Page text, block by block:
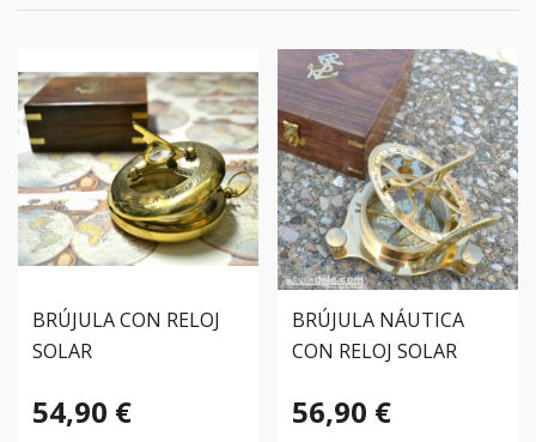
BRÚJULA CON RELOJ
SOLAR
54,90 €
BRÚJULA NÁUTICA
CON RELOJ SOLAR
56,90 €